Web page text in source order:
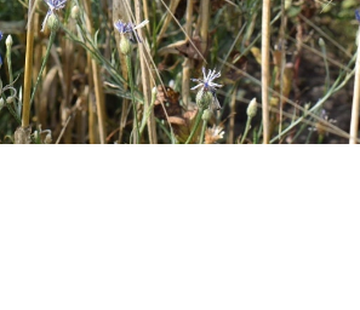
«Авторы»
и Begin
bakery